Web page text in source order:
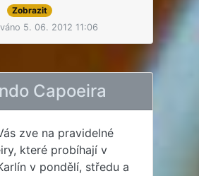
Zobrazit
5. 06. 2012 11:06
Capoeira
zve na pravidelné
které probíhají v
v pondělí, středu a